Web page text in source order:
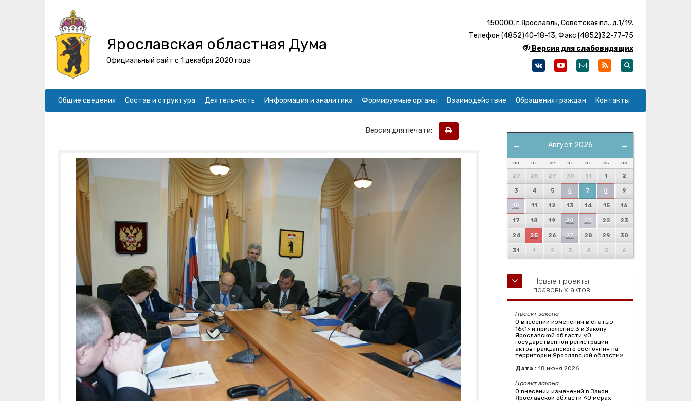
Ярославская областная Дума
Официальный сайт с 1 декабря 2020 года
150000, г.Ярославль, Советская пл., д.1/19.
Телефон (4852)40-18-13, Факс (4852)32-77-75
Версия для слабовидящих
Общие сведения Состав и структура Деятельность Информация и аналитика Формируемые органы Взаимодействие Обращения граждан Контакты
Версия для печати:
← →
Август 2026
ПН ВТ СР ЧТ ПТ СБ ВС
27 28 29 30 31 1 2
3 4 5 6 7 8 9
10 11 12 13 14 15 16
17 18 19 20 21 22 23
24 25 26 27 28 29 30
31 1 2 3 4 5 6
Новые проекты
правовых актов
Проект закона
О внесении изменений в статью
16<1> и приложение 3 к Закону
Ярославской области «О
государственной регистрации
актов гражданского состояния на
территории Ярославской области»
Дата : 18 июня 2026
Проект закона
О внесении изменений в Закон
Ярославской области «О мерах